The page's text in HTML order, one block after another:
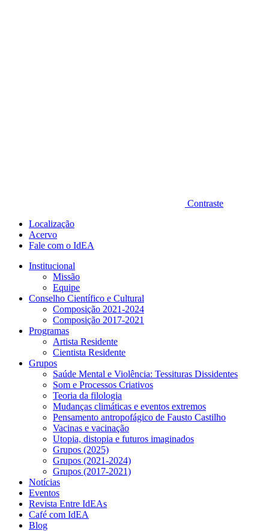
Contraste
Localização
Acervo
Fale com o IdEA
Institucional
Missão
Equipe
Conselho Científico e Cultural
Composição 2021-2024
Composição 2017-2021
Programas
Artista Residente
Cientista Residente
Grupos
Saúde Mental e Violência: Tessituras Dissidentes
Som e Processos Criativos
Teoria da filologia
Mudanças climáticas e eventos extremos
Pensamento antropofágico de Fausto Castilho
Vacinas e vacinação
Utopia, distopia e futuros imaginados
Grupos (2025)
Grupos (2021-2024)
Grupos (2017-2021)
Notícias
Eventos
Revista Entre IdEAs
Café com IdEA
Blog